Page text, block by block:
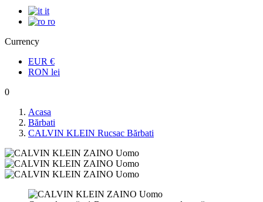
it
ro
Currency
EUR €
RON lei
0
Acasa
Bărbati
CALVIN KLEIN Rucsac Bărbati